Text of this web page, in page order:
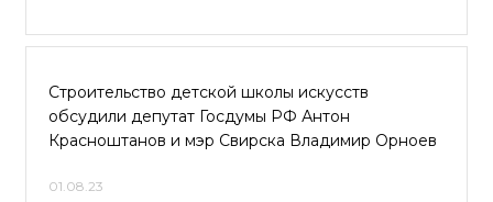
Строительство детской школы искусств
обсудили депутат Госдумы РФ Антон
Красноштанов и мэр Свирска Владимир Орноев
01.08.23